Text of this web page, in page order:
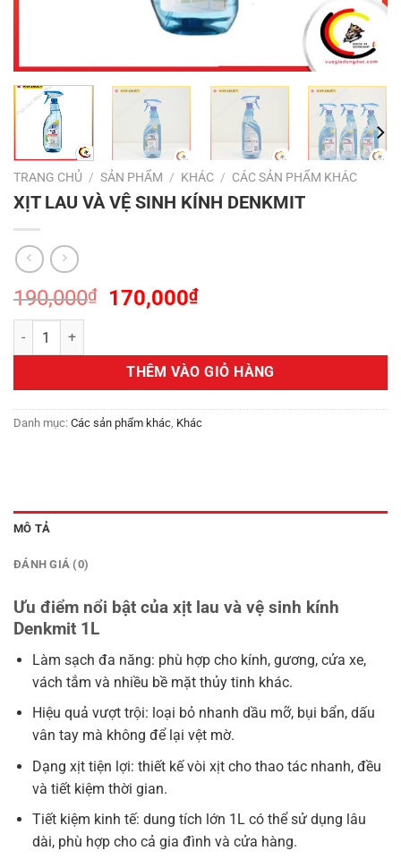
TRANG CHỦ / SẢN PHẨM / KHÁC / CÁC SẢN PHẨM KHÁC
XỊT LAU VÀ VỆ SINH KÍNH DENKMIT
190,000₫
Giá
190,000₫.
170,000₫Giá
là:
170,000₫.
XỊT LAU VÀ VỆ SINH KÍNH DENKMIT số lượng
THÊM VÀO GIỎ HÀNG
Danh mục: Các sản phẩm khác, Khác
MÔ TẢ
ĐÁNH GIÁ (0)
Ưu điểm nổi bật của xịt lau và vệ sinh kính
Denkmit 1L
Làm sạch đa năng: phù hợp cho kính, gương, cửa xe,
vách tắm và nhiều bề mặt thủy tinh khác.
Hiệu quả vượt trội: loại bỏ nhanh dầu mỡ, bụi bẩn, dấu
vân tay mà không để lại vệt mờ.
Dạng xịt tiện lợi: thiết kế vòi xịt cho thao tác nhanh, đều
và tiết kiệm thời gian.
Tiết kiệm kinh tế: dung tích lớn 1L có thể sử dụng lâu
dài, phù hợp cho cả gia đình và cửa hàng.